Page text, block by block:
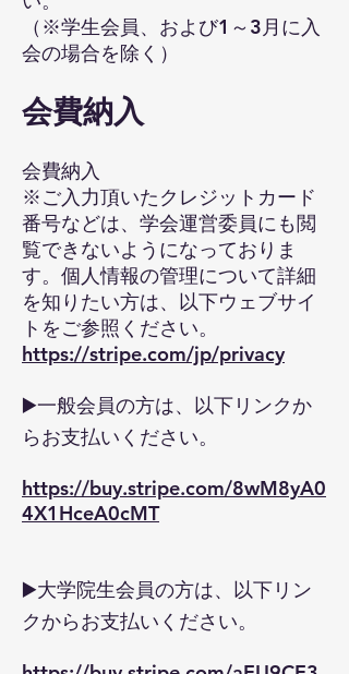
2026/2/16
た、Primary and Secondary（小中
部会） ワークショップレポートを掲
載しました。
詳細
12月13日(土)に対面およびオンライ
ンで行われました、第51回J-CLIL例
会のレポートを掲載しました。
（※学生会員、および1～3月に入
会の場合を除く）
会費納入
会費納入
※ご入力頂いたクレジットカード
番号などは、学会運営委員にも閲
覧できないようになっておりま
す。個人情報の管理について詳細
を知りたい方は、以下ウェブサイ
トをご参照ください。
https://stripe.com/jp/privacy
▶️一般会員の方は、以下リンクか
らお支払いください。
https://buy.stripe.com/8wM8yA0
4X1HceA0cMT
▶️大学院生会員の方は、 以下リン
クからお支払いください。